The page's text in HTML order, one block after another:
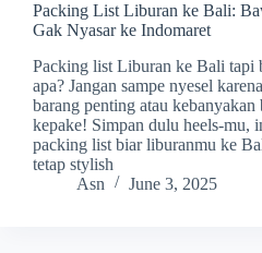
Packing List Liburan ke Bali:
Gak Nyasar ke Indomaret
Packing list Liburan ke Bali tapi
apa? Jangan sampe nyesel
barang penting atau
kepake! Simpan dulu heels-mu,
packing list biar liburanmu ke
tetap stylish
Asn
June 3, 2025